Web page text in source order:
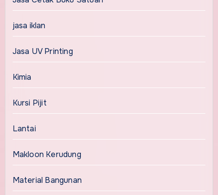
jasa iklan
Jasa UV Printing
Kimia
Kursi Pijit
Lantai
Makloon Kerudung
Material Bangunan